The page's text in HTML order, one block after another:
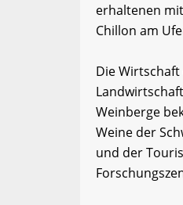
erhaltenen
Chillon am
Die
Weinberge
Weine der
und der